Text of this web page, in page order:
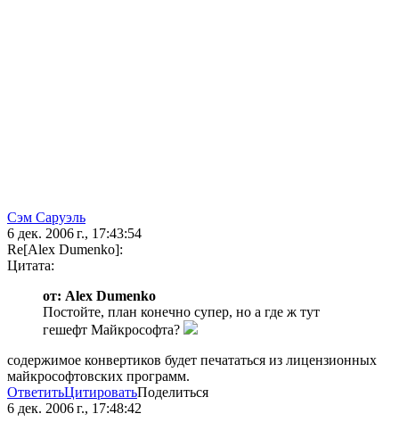
Сэм Саруэль
6 дек. 2006 г., 17:43:54
Re[Alex Dumenko]:
Цитата:
от: Alex Dumenko
Постойте, план конечно супер, но а где ж тут
гешефт Майкрософта?
содержимое конвертиков будет печататься из лицензионных
майкрософтовских программ.
ОтветитьЦитироватьПоделиться
6 дек. 2006 г., 17:48:42